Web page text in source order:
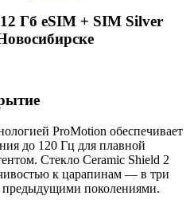
Гб eSIM + SIM Silver
ProMotion обеспечивает
до 120 Гц для плавной
Стекло Ceramic Shield 2
к царапинам — в три
предыдущими поколениями.